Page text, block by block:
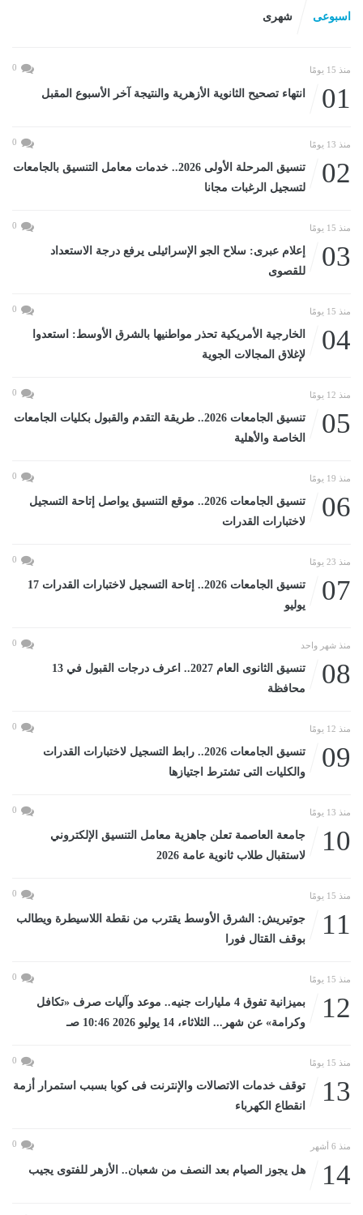
اسبوعى شهرى
منذ 15 يومًا 0
01 انتهاء تصحيح الثانوية الأزهرية والنتيجة آخر الأسبوع المقبل
منذ 13 يومًا 0
02
تنسيق المرحلة الأولى 2026.. خدمات معامل التنسيق بالجامعات
لتسجيل الرغبات مجانا
منذ 15 يومًا 0
03
إعلام عبرى: سلاح الجو الإسرائيلى يرفع درجة الاستعداد
للقصوى
منذ 15 يومًا 0
04
الخارجية الأمريكية تحذر مواطنيها بالشرق الأوسط: استعدوا
لإغلاق المجالات الجوية
منذ 12 يومًا 0
05
تنسيق الجامعات 2026.. طريقة التقدم والقبول بكليات الجامعات
الخاصة والأهلية
منذ 19 يومًا 0
06
تنسيق الجامعات 2026.. موقع التنسيق يواصل إتاحة التسجيل
لاختبارات القدرات
منذ 23 يومًا 0
07
تنسيق الجامعات 2026.. إتاحة التسجيل لاختبارات القدرات 17
يوليو
منذ شهر واحد 0
08
تنسيق الثانوى العام 2027.. اعرف درجات القبول في 13
محافظة
منذ 12 يومًا 0
09
تنسيق الجامعات 2026.. رابط التسجيل لاختبارات القدرات
والكليات التى تشترط اجتيازها
منذ 13 يومًا 0
10
جامعة العاصمة تعلن جاهزية معامل التنسيق الإلكتروني
لاستقبال طلاب ثانوية عامة 2026
منذ 15 يومًا 0
11
جوتيريش: الشرق الأوسط يقترب من نقطة اللاسيطرة ويطالب
بوقف القتال فورا
منذ 15 يومًا 0
12
بميزانية تفوق 4 مليارات جنيه.. موعد وآليات صرف «تكافل
وكرامة» عن شهر... الثلاثاء، 14 يوليو 2026 10:46 صـ
منذ 15 يومًا 0
13
توقف خدمات الاتصالات والإنترنت فى كوبا بسبب استمرار أزمة
انقطاع الكهرباء
منذ 6 أشهر 0
14 هل يجوز الصيام بعد النصف من شعبان.. الأزهر للفتوى يجيب